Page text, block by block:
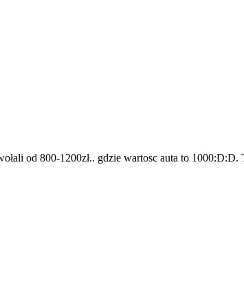
od 800-1200zł.. gdzie wartosc auta to